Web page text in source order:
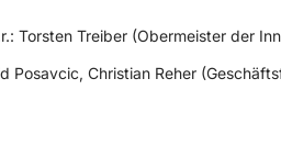
Torsten Treiber (Obermeister der
Posavcic, Christian Reher